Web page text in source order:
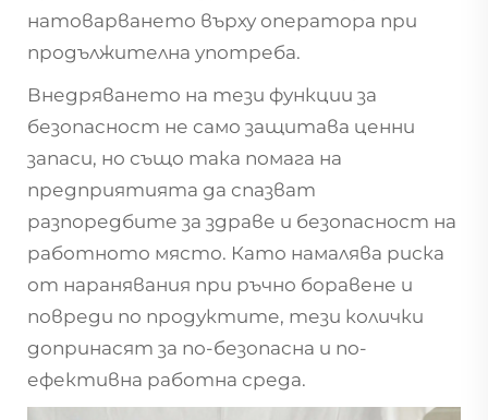
натоварването върху оператора при
продължителна употреба.
Внедряването на тези функции за
безопасност не само защитава ценни
запаси, но също така помага на
предприятията да спазват
разпоредбите за здраве и безопасност на
работното място. Като намалява риска
от наранявания при ръчно боравене и
повреди по продуктите, тези колички
допринасят за по-безопасна и по-
ефективна работна среда.